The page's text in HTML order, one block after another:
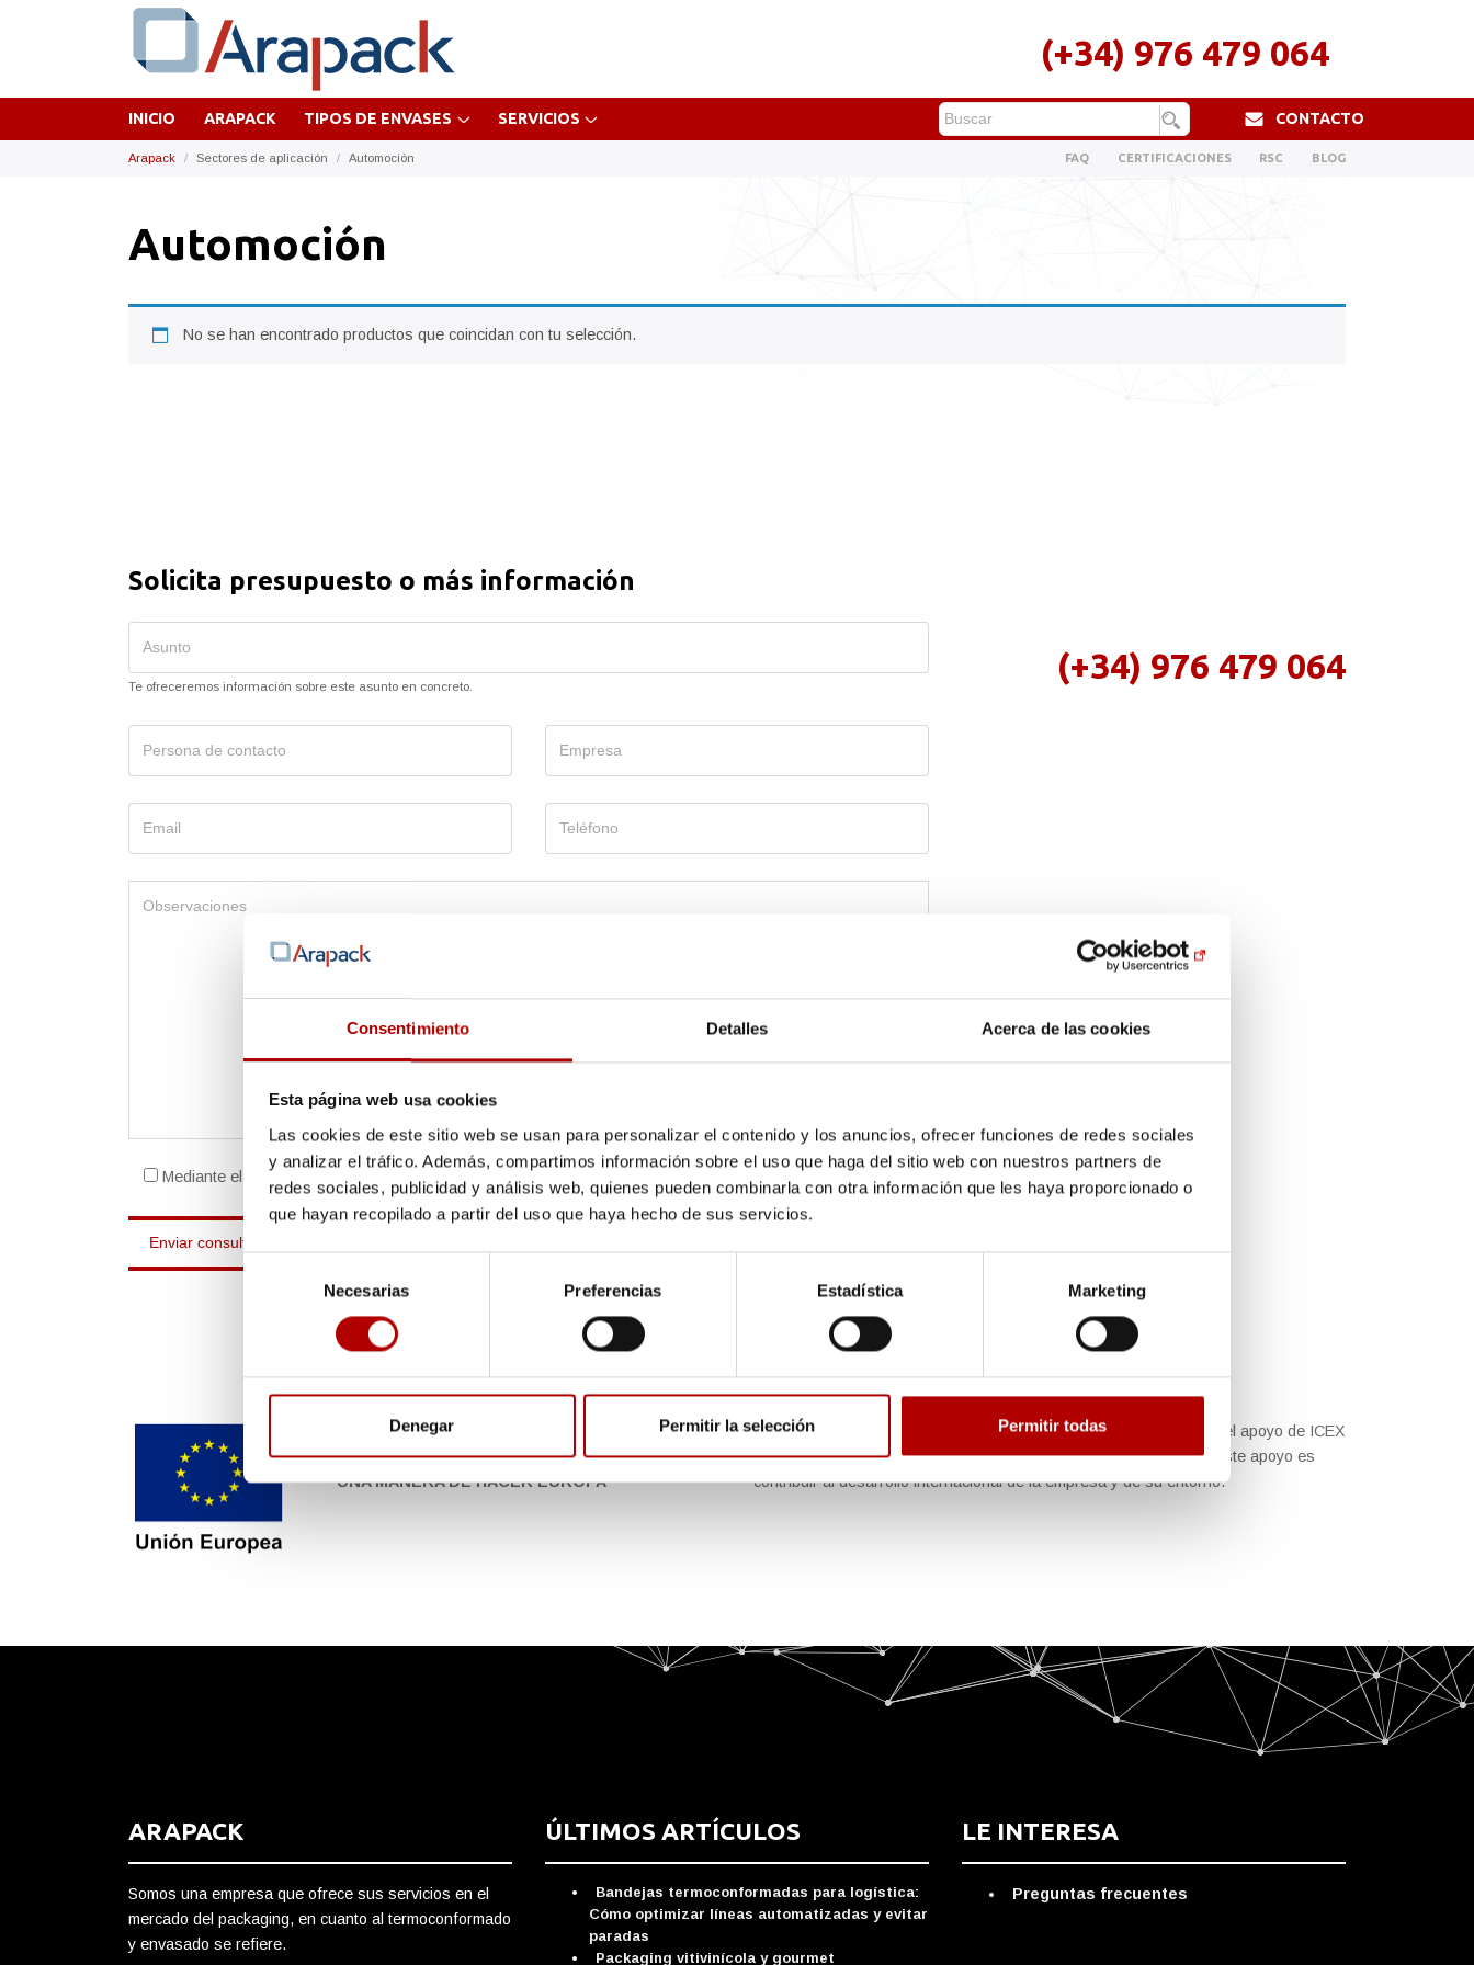
Consentimiento Detalles Acerca de las cookies
Esta página web usa cookies
Las cookies de este sitio web se usan para personalizar el contenido y los anuncios, ofrecer funciones de redes sociales
y analizar el tráfico. Además, compartimos información sobre el uso que haga del sitio web con nuestros partners de
redes sociales, publicidad y análisis web, quienes pueden combinarla con otra información que les haya proporcionado o
que hayan recopilado a partir del uso que haya hecho de sus servicios.
Selección
consentimiento
Necesarias Preferencias Estadística Marketing
Denegar Permitir la selección Permitir todas
(+34) 976 479 064
INICIO ARAPACK TIPOS DE ENVASES SERVICIOS CONTACTO
Arapack Sectores de aplicación Automoción FAQ CERTIFICACIONES RSC BLOG
Automoción
No se han encontrado productos que coincidan con tu selección.
Solicita presupuesto o más información
Te ofreceremos información sobre este asunto en concreto.
Mediante el envío del formulario acepto el aviso legal de datos.
(+34) 976 479 064
FONDO EUROPEO DE DESARROLLO
REGIONAL
UNA MANERA DE HACER EUROPA
Arapack, SL. en el marco del Programa ICEX Next, ha contado con el apoyo de ICEX
y con la cofinanciación del fondo europeo FEDER. La finalidad de este apoyo es
contribuir al desarrollo internacional de la empresa y de su entorno.
ARAPACK
Somos una empresa que ofrece sus servicios en el
mercado del packaging, en cuanto al termoconformado
y envasado se refiere.
ÚLTIMOS ARTÍCULOS
Bandejas termoconformadas para logística:
Cómo optimizar líneas automatizadas y evitar
paradas
Packaging vitivinícola y gourmet
LE INTERESA
Preguntas frecuentes